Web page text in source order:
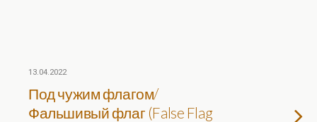
13.04.2022
Под чужим флагом/
Фальшивый флаг (False Flag